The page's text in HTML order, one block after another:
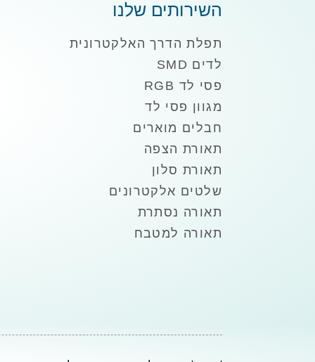
השירותים שלנו
תפלת הדרך האלקטרונית
לדים SMD
פסי לד RGB
מגוון פסי לד
חבלים מוארים
תאורת הצפה
תאורת סלון
שלטים אלקטרונים
תאורה נסתרת
תאורה למטבח